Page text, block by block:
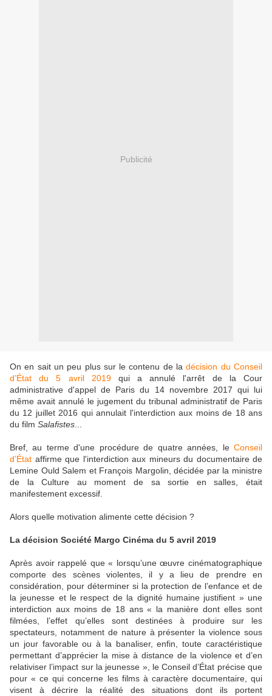
Publicité
On en sait un peu plus sur le contenu de ladécision du Conseil
d’État du 5 avril 2019qui a annulé l'arrêt de la Cour
administrative d'appel de Paris du 14 novembre 2017 qui lui
même avait annulé le jugement du tribunal administratif de Paris
du 12 juillet 2016 qui annulait l'interdiction aux moins de 18 ans
du film Salafistes
Bref, au terme d'une procédure de quatre années, le Conseil
d’État affirme que l'interdiction aux mineurs du documentaire de
Lemine Ould Salem et François Margolin, décidée par la ministre
de la Culture au moment de sa sortie en salles, était
manifestement excessif.
Alors quelle motivation alimente cette décision ?
La décision Société Margo Cinéma du 5 avril 2019
Après avoir rappelé que « lorsqu’une œuvre cinématographique
comporte des scènes violentes, il y a lieu de prendre en
considération, pour déterminer si la protection de l’enfance et de
la jeunesse et le respect de la dignité humaine justifient » une
interdiction aux moins de 18 ans « la manière dont elles sont
filmées, l’effet qu’elles sont destinées à produire sur les
spectateurs, notamment de nature à présenter la violence sous
un jour favorable ou à la banaliser, enfin, toute caractéristique
permettant d’apprécier la mise à distance de la violence et d’en
relativiser l’impact sur la jeunesse », le Conseil d’État précise que
pour « ce qui concerne les films à caractère documentaire, qui
visent à décrire la réalité des situations dont ils portent